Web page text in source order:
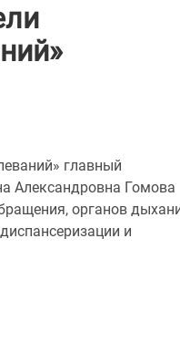
главный
Александровна Гомова
органов
и